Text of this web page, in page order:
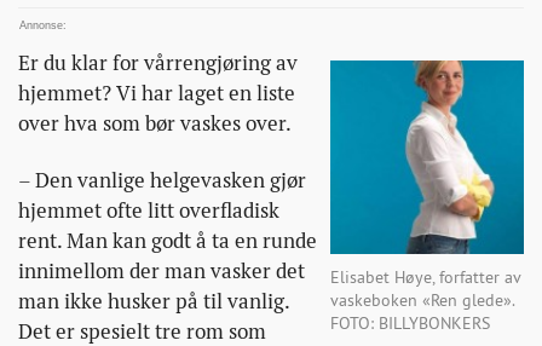
Elisabet Høye, forfatter av
vaskeboken «Ren glede».
FOTO: BILLYBONKERS
Er du klar forvårrengjøring av
hjemmet? Vi har laget en liste
over hva som bør vaskes over.
– Den vanlige helgevasken gjør
hjemmet ofte litt overfladisk
rent. Man kan godt å ta en runde
innimellom der man vasker det
man ikke husker på til vanlig.
Det er spesielt tre rom som